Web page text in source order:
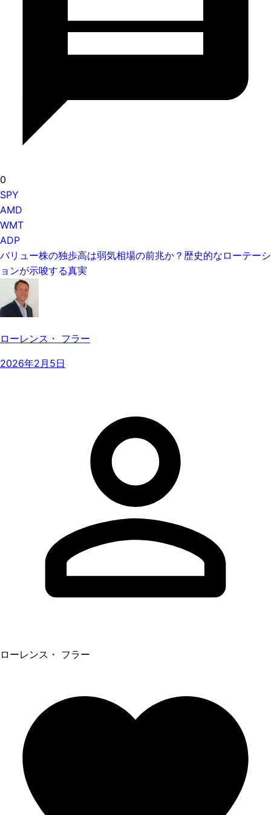
0
SPY
AMD
WMT
ADP
バリュー株の独歩高は弱気相場の前兆か？歴史的なローテーシ
ョンが示唆する真実
ローレンス・ フラー
2026年2月5日
ローレンス・ フラー